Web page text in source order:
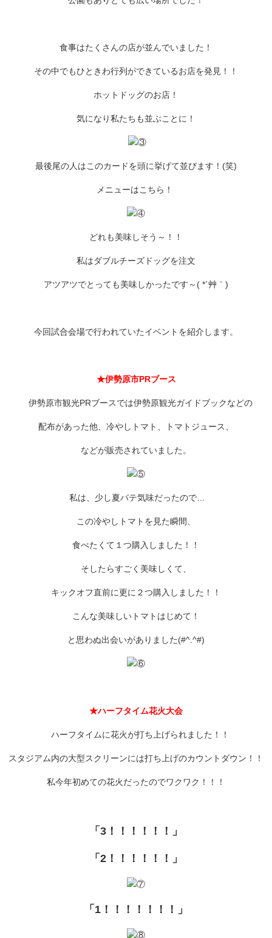
食事はたくさんの店が並んでいました！
その中でもひときわ行列ができているお店を発見！！
ホットドッグのお店！
気になり私たちも並ぶことに！
最後尾の人はこのカードを頭に挙げて並びます！(笑)
メニューはこちら！
どれも美味しそう～！！
私はダブルチーズドッグを注文
アツアツでとっても美味しかったです～( *´艸｀)
今回試合会場で行われていたイベントを紹介します。
★伊勢原市PRブース
伊勢原市観光PRブースでは伊勢原観光ガイドブックなどの
配布があった他、冷やしトマト、トマトジュース、
などが販売されていました。
私は、少し夏バテ気味だったので…
この冷やしトマトを見た瞬間、
食べたくて１つ購入しました！！
そしたらすごく美味しくて、
キックオフ直前に更に２つ購入しました！！
こんな美味しいトマトはじめて！
と思わぬ出会いがありました(#^.^#)
★ハーフタイム花火大会
ハーフタイムに花火が打ち上げられました！！
スタジアム内の大型スクリーンには打ち上げのカウントダウン！！
私今年初めての花火だったのでワクワク！！！
「3！！！！！！」
「2！！！！！！」
「1！！！！！！！」